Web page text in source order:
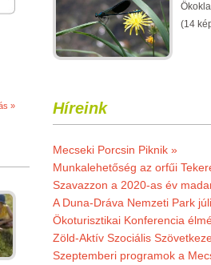
(14
Híreink
Mecseki Porcsin Piknik »
Munkalehetőség az orfűi
Szavazzon a 2020-as év
A Duna-Dráva Nemzeti Park
Ökoturisztikai Konferencia
Zöld-Aktív Szociális
Szeptemberi programok a